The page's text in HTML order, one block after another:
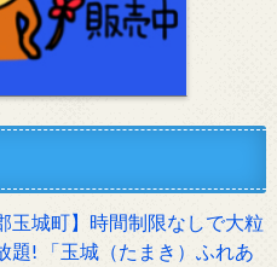
玉城町】時間制限なしで大粒
題! 「玉城（たまき）ふれあ